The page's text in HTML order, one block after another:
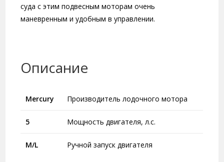
суда с этим подвесным моторам очень
маневренным и удобным в управлении.
Описание
Mercury Производитель лодочного мотора
5 Мощность двигателя, л.с.
M/L Ручной запуск двигателя